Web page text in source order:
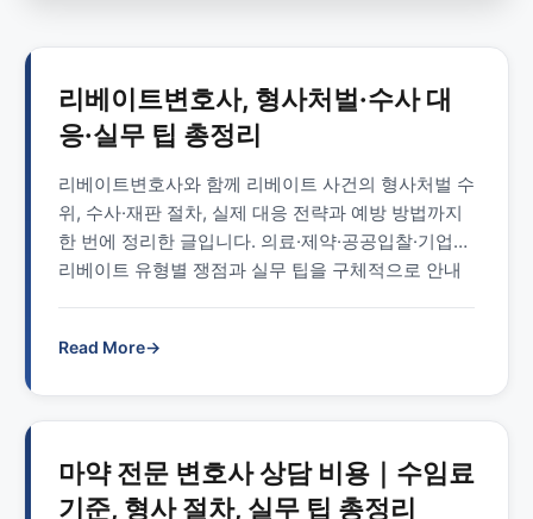
리베이트변호사, 형사처벌·수사 대
응·실무 팁 총정리
리베이트변호사와 함께 리베이트 사건의 형사처벌 수
위, 수사·재판 절차, 실제 대응 전략과 예방 방법까지
한 번에 정리한 글입니다. 의료·제약·공공입찰·기업
리베이트 유형별 쟁점과 실무 팁을 구체적으로 안내
Read More→
마약 전문 변호사 상담 비용｜수임료
기준, 형사 절차, 실무 팁 총정리